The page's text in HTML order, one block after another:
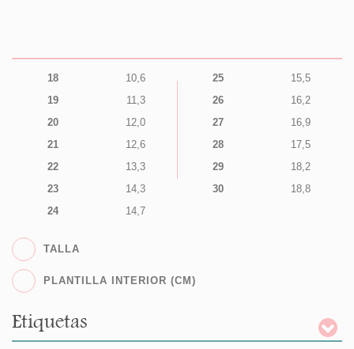
18
10,6
19
11,3
20
12,0
21
12,6
22
13,3
23
14,3
24
14,7
25
15,5
26
16,2
27
16,9
28
17,5
29
18,2
30
18,8
TALLA
PLANTILLA INTERIOR (CM)
Etiquetas